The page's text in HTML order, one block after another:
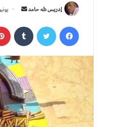
إدريس طه حامد
ل
ب
ر
ي
د
ا
إ
يونيو 10,